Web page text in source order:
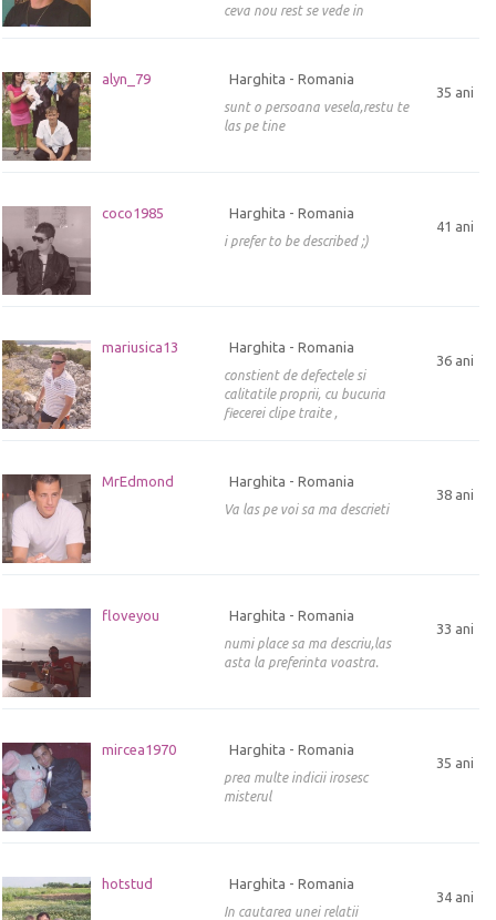
ceva nou rest se vede in
alyn_79
35 ani
Harghita - Romania
sunt o persoana vesela,restu te
las pe tine
coco1985
41 ani
Harghita - Romania
i prefer to be described ;)
mariusica13
36 ani
Harghita - Romania
constient de defectele si
calitatile proprii, cu bucuria
fiecerei clipe traite ,
MrEdmond
38 ani
Harghita - Romania
Va las pe voi sa ma descrieti
floveyou
33 ani
Harghita - Romania
numi place sa ma descriu,las
asta la preferinta voastra.
mircea1970
35 ani
Harghita - Romania
prea multe indicii irosesc
misterul
hotstud
34 ani
Harghita - Romania
In cautarea unei relatii